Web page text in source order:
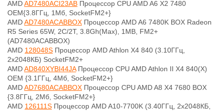
AMDAD7480ACI23AB Процессор CPU AMD A6 X2 7480
OEM{3.8ГГц, 1Мб, SocketFM2+}
AMDAD7480ACABBOX Процессор AMD A6 7480K BOX Radeon
R5 Series 65W, 2C/2T, 3.8Gh(Max), 1MB, FM2+
(AD7480ACABBOX)
AMD 128048S Процессор AMD Athlon X4 840 (3.10ГГц,
2x2048КБ) SocketFM2+
AMDAD840XYBI44JAПроцессор CPU AMD Athlon II X4 840(X)
OEM {3.1ГГц, 4Мб, SocketFM2+}
AMDAD7680ACABBOX Процессор CPU AMD A8 X4 7680 BOX
{3.8ГГц, 2Мб, SocketFM2+}
AMD 126111S Процессор AMD A10-7700K (3.40ГГц, 2x2048КБ,